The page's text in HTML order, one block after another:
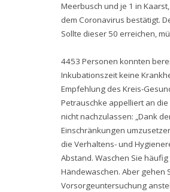
Meerbusch und je 1 in
dem Coronavirus bestätigt.
Sollte dieser 50 erreichen,
4453 Personen konnten
Inkubationszeit keine
Empfehlung des Kreis-
Petrauschke appelliert an
nicht nachzulassen: „Dank
Einschränkungen
die Verhaltens- und
Abstand. Waschen Sie
Händewaschen. Aber gehen
Vorsorgeuntersuchung